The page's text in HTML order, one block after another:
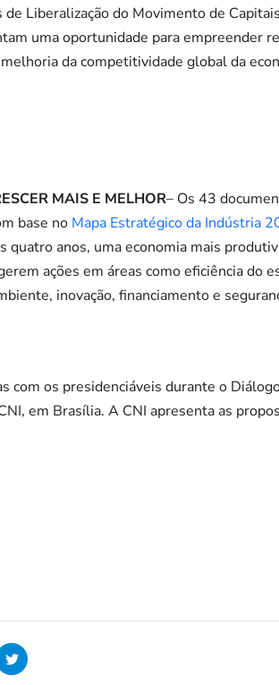
de Liberalização do Movimento de
uma oportunidade para empreender
da competitividade global da
MAIS E MELHOR– Os 43
base no Mapa Estratégico da Indústria
anos, uma economia mais
ações em áreas como eficiência do
inovação, financiamento e
com os presidenciáveis durante o
em Brasília. A CNI apresenta as